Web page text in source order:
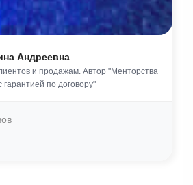
Андреевна
и продажам. Автор "Менторства
гарантией по договору"